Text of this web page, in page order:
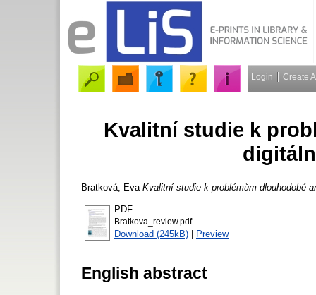
Login Create
Kvalitní studie k
Bratková, Eva Kvalitní studie k problémům dlouhodobé
PDF
Bratkova_review.pdf
Download (245kB) | Preview
English abstract